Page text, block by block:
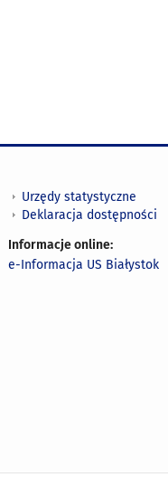
Urzędy statystyczne
Deklaracja dostępności
Informacje online:
e-Informacja US Białystok